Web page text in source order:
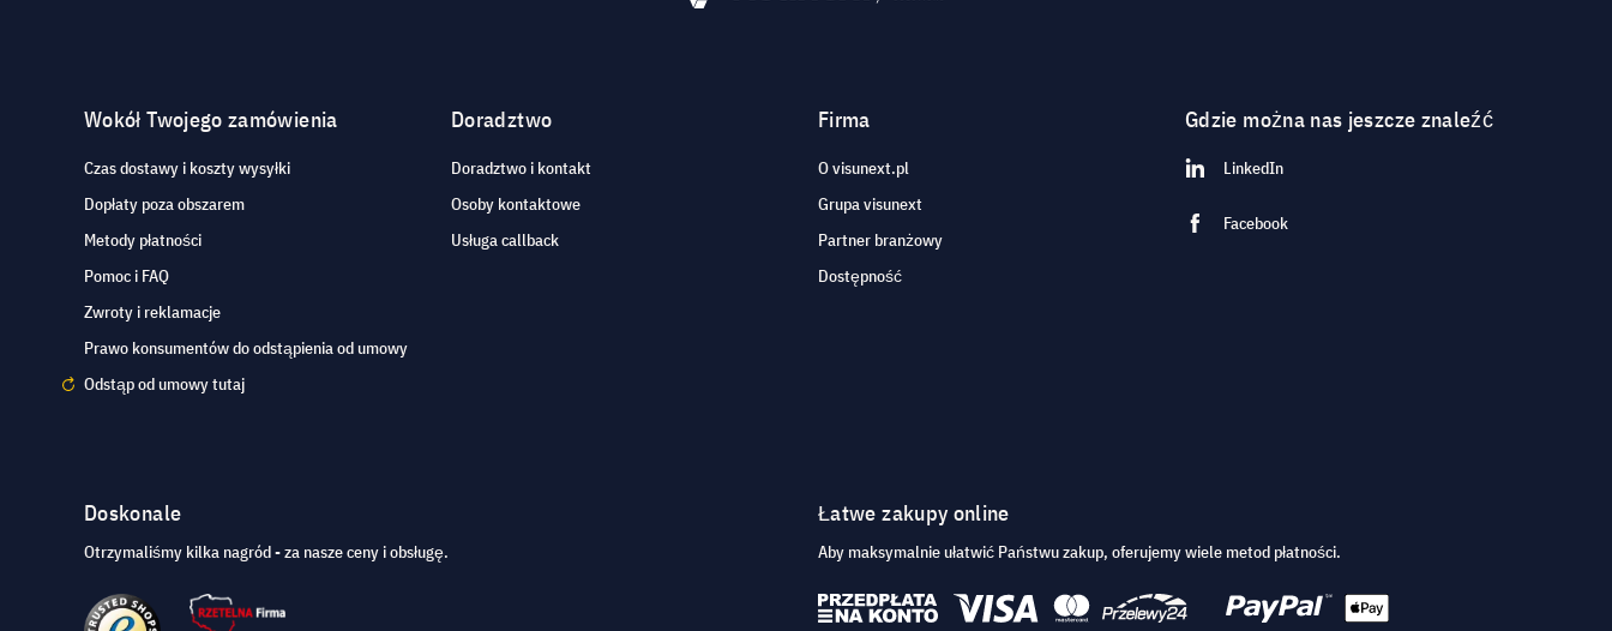
Wokół Twojego zamówienia
Czas dostawy i koszty wysyłki
Dopłaty poza obszarem
Metody płatności
Pomoc i FAQ
Zwroty i reklamacje
Prawo konsumentów do odstąpienia od umowy
Odstąp od umowy tutaj
Doradztwo
Doradztwo i kontakt
Osoby kontaktowe
Usługa callback
Firma
O visunext.pl
Grupa visunext
Partner branżowy
Dostępność
Gdzie można nas jeszcze znaleźć
LinkedIn
Facebook
Doskonale
Otrzymaliśmy kilka nagród - za nasze ceny i obsługę.
Łatwe zakupy online
Aby maksymalnie ułatwić Państwu zakup, oferujemy wiele metod płatności.